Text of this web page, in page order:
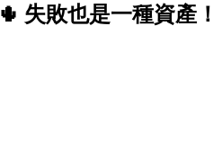
🌵 失敗也是一種資產